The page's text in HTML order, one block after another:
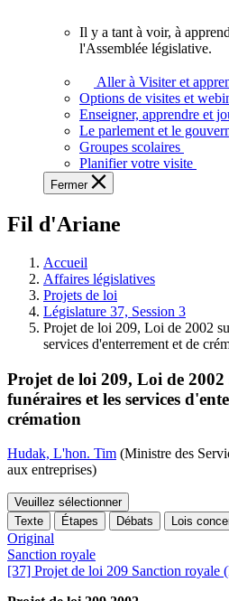
voir,
apprendre
et
à
à
législative.
Il y a tant à voir, à
l'Assemblée législative.
Aller à Visiter et
Options de visites et
Enseigner, apprendre et
Le parlement et le
Groupes scolaires
Planifier votre visite
Fermer
Fil d'Ariane
Accueil
Affaires législatives
Projets de loi
Législature 37, Session 3
Projet de loi 209, Loi de 2002
services d'enterrement et de
Projet de loi 209, Loi de 2002
funéraires et les services
crémation
Hudak, L'hon. Tim (Ministre des
aux entreprises)
Veuillez sélectionner
Texte
Étapes Débats Lois
Original
Sanction royale
[37] Projet de loi 209 Sanction royale